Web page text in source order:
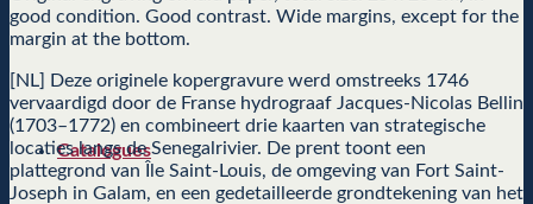
Catalogues
good condition. Good contrast. Wide margins, except for the
margin at the bottom.
[NL] Deze originele kopergravure werd omstreeks 1746
vervaardigd door de Franse hydrograaf Jacques-Nicolas Bellin
(1703–1772) en combineert drie kaarten van strategische
locaties langs de Senegalrivier. De prent toont een
plattegrond van Île Saint-Louis, de omgeving van Fort Saint-
Joseph in Galam, en een gedetailleerde grondtekening van het